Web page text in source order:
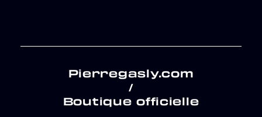
Pierregasly.com
/
Boutique officielle